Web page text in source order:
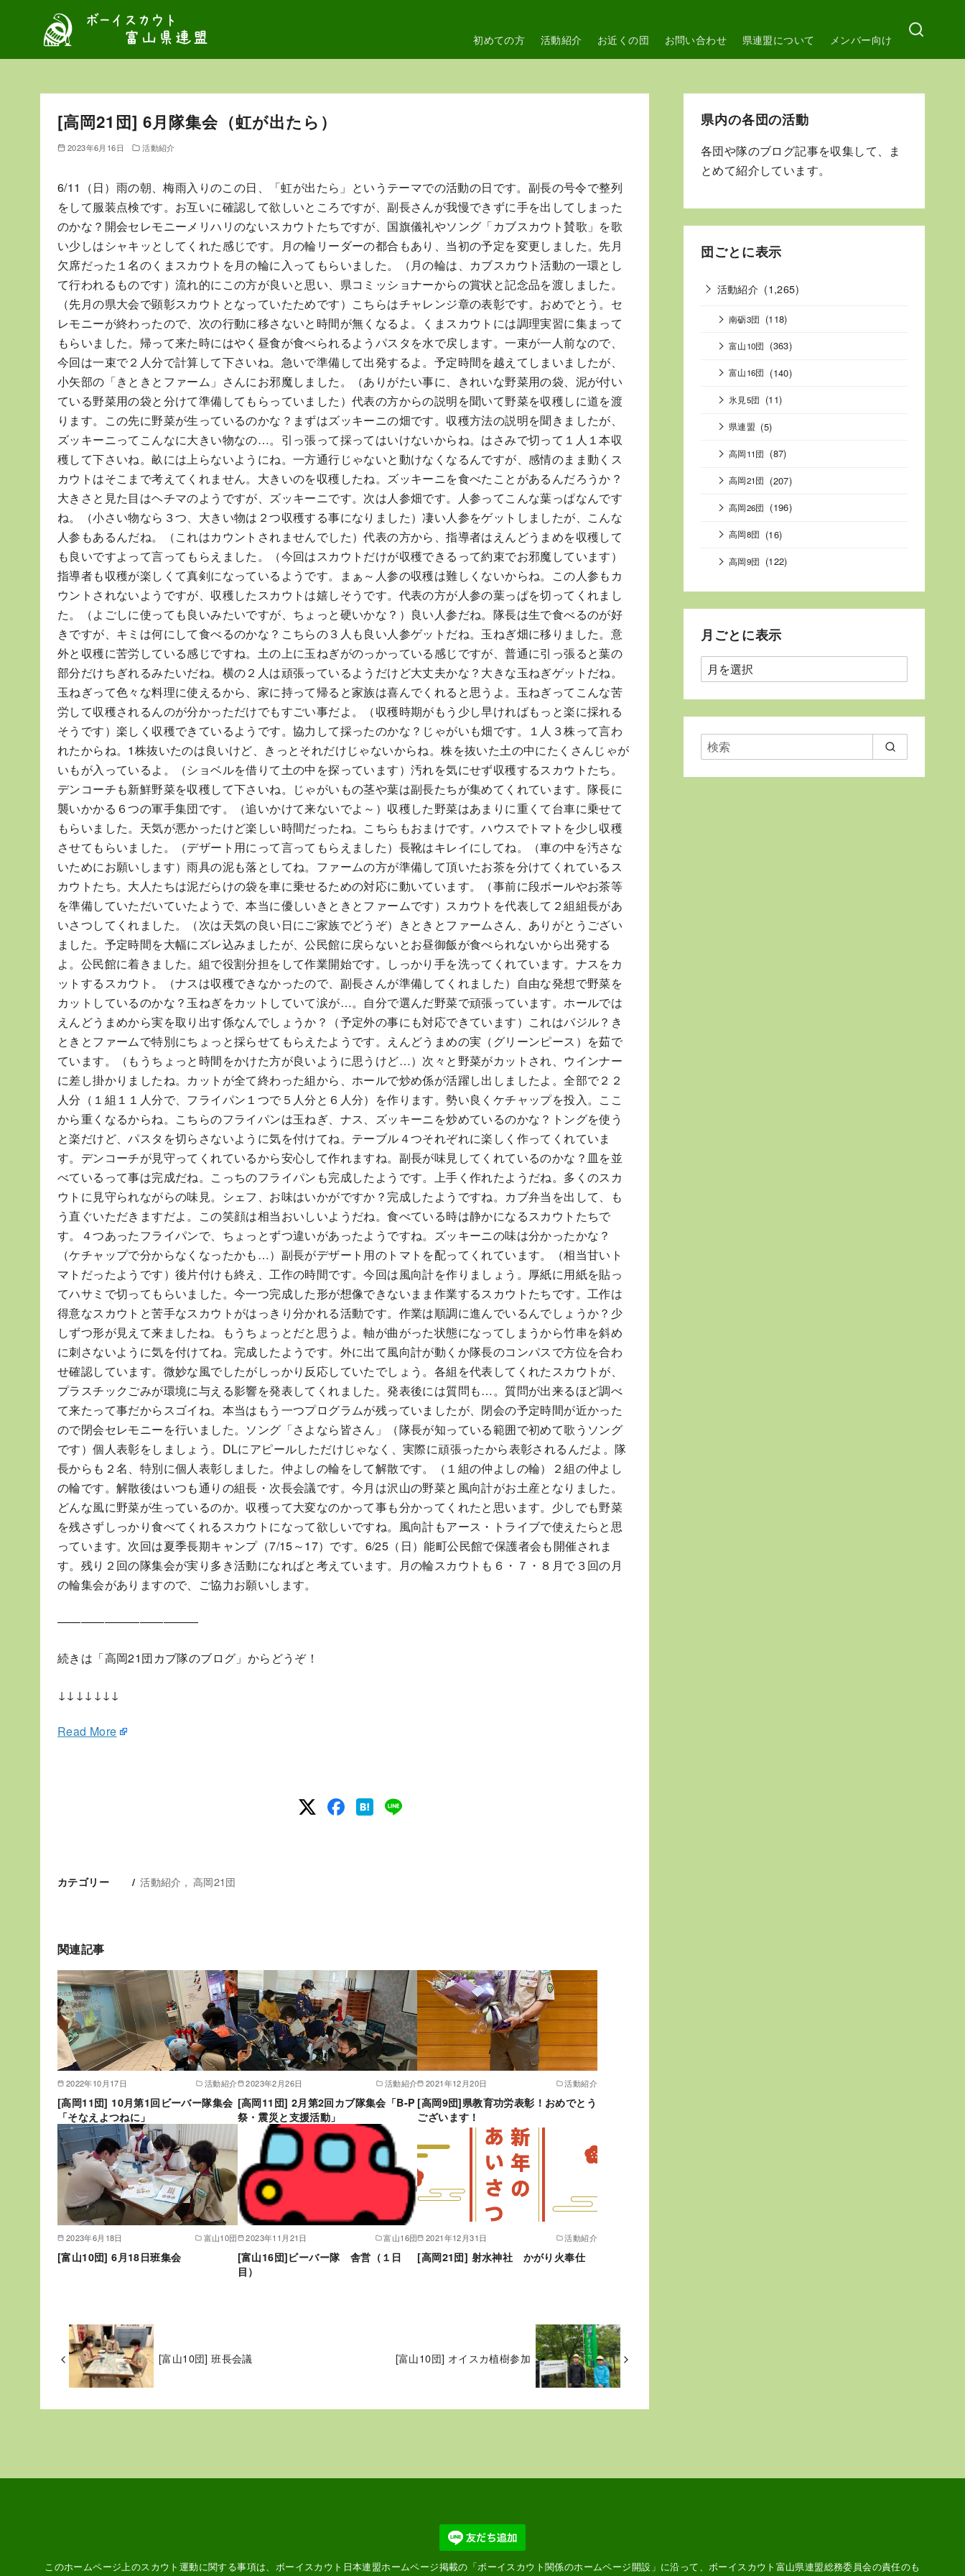
初めての方 活動紹介 お近くの団 お問い合わせ 県連盟について メンバー向け
[高岡21団] 6月隊集会（虹が出たら）
2023年6月16日 活動紹介
6/11（日）雨の朝、梅雨入りのこの日、「虹が出たら」というテーマでの活動の日です。副長の号令で整列
をして服装点検です。お互いに確認して欲しいところですが、副長さんが我慢できずに手を出してしまった
のかな？開会セレモニーメリハリのないスカウトたちですが、国旗儀礼やソング「カブスカウト賛歌」を歌
い少しはシャキッとしてくれた感じです。月の輪リーダーの都合もあり、当初の予定を変更しました。先月
欠席だった１名のくまスカウトを月の輪に入ってもらいました。（月の輪は、カブスカウト活動の一環とし
て行われるものです）流れ的にこの方が良いと思い、県コミッショナーからの賞状と記念品を渡しました。
（先月の県大会で顕彰スカウトとなっていたためです）こちらはチャレンジ章の表彰です。おめでとう。セ
レモニーが終わったので、次の行動に移さないと時間が無くなるよ。くまスカウトには調理実習に集まって
もらいました。帰って来た時にはやく昼食が食べられるようパスタを水で戻します。一束が一人前なので、
今回は一束で２人分で計算して下さいね。急いで準備して出発するよ。予定時間を越えてしまいましたが、
小矢部の「きときとファーム」さんにお邪魔しました。（ありがたい事に、きれいな野菜用の袋、泥が付い
ている野菜用の袋と分けて準備してもらっていました）代表の方からの説明を聞いて野菜を収穫しに道を渡
ります。この先に野菜が生っているのかな？まずはズッキーニの畑です。収穫方法の説明を聞きましたが、
ズッキーニってこんなに大きい物なの…。引っ張って採ってはいけないからね。はさみで切って１人１本収
穫して下さいね。畝には上らないようにね。一方通行じゃないと動けなくなるんですが、感情のまま動くス
カウトはそこまで考えてくれません。大きいのを収穫したね。ズッキーニを食べたことがあるんだろうか？
大きさと見た目はヘチマのようですが、ズッキーニです。次は人参畑です。人参ってこんな葉っぱなんです
ね。（小さい物なら３つ、大きい物は２つ収穫する事になりました）凄い人参をゲットしましたが、こんな
人参もあるんだね。（これはカウントされませんでした）代表の方から、指導者はえんどうまめを収穫して
も良いですよって言ってもらえました。（今回はスカウトだけが収穫できるって約束でお邪魔しています）
指導者も収穫が楽しくて真剣になっているようです。まぁ～人参の収穫は難しくないからね。この人参もカ
ウントされないようですが、収穫したスカウトは嬉しそうです。代表の方が人参の葉っぱを切ってくれまし
た。（よごしに使っても良いみたいですが、ちょっと硬いかな？）良い人参だね。隊長は生で食べるのが好
きですが、キミは何にして食べるのかな？こちらの３人も良い人参ゲットだね。玉ねぎ畑に移りました。意
外と収穫に苦労している感じですね。土の上に玉ねぎがのっかっている感じですが、普通に引っ張ると葉の
部分だけちぎれるみたいだね。横の２人は頑張っているようだけど大丈夫かな？大きな玉ねぎゲットだね。
玉ねぎって色々な料理に使えるから、家に持って帰ると家族は喜んでくれると思うよ。玉ねぎってこんな苦
労して収穫されるんのが分かっただけでもすごい事だよ。（収穫時期がもう少し早ければもっと楽に採れる
そうです）楽しく収穫できているようです。協力して採ったのかな？じゃがいも畑です。１人３株って言わ
れたからね。1株抜いたのは良いけど、きっとそれだけじゃないからね。株を抜いた土の中にたくさんじゃが
いもが入っているよ。（ショベルを借りて土の中を探っています）汚れを気にせず収穫するスカウトたち。
デンコーチも新鮮野菜を収穫して下さいね。じゃがいもの茎や葉は副長たちが集めてくれています。隊長に
襲いかかる６つの軍手集団です。（追いかけて来ないでよ～）収穫した野菜はあまりに重くて台車に乗せて
もらいました。天気が悪かったけど楽しい時間だったね。こちらもおまけです。ハウスでトマトを少し収穫
させてもらいました。（デザート用にって言ってもらえました）長靴はキレイにしてね。（車の中を汚さな
いためにお願いします）雨具の泥も落としてね。ファームの方が準備して頂いたお茶を分けてくれているス
カウトたち。大人たちは泥だらけの袋を車に乗せるための対応に動いています。（事前に段ボールやお茶等
を準備していただいていたようで、本当に優しいきときとファームです）スカウトを代表して２組組長があ
いさつしてくれました。（次は天気の良い日にご家族でどうぞ）きときとファームさん、ありがとうござい
ました。予定時間を大幅にズレ込みましたが、公民館に戻らないとお昼御飯が食べられないから出発する
よ。公民館に着きました。組で役割分担をして作業開始です。しっかり手を洗ってくれています。ナスをカ
ットするスカウト。（ナスは収穫できなかったので、副長さんが準備してくれました）自由な発想で野菜を
カットしているのかな？玉ねぎをカットしていて涙が…。自分で選んだ野菜で頑張っています。ホールでは
えんどうまめから実を取り出す係なんでしょうか？（予定外の事にも対応できています）これはバジル？き
ときとファームで特別にちょっと採らせてもらえたようです。えんどうまめの実（グリーンピース）を茹で
ています。（もうちょっと時間をかけた方が良いように思うけど…）次々と野菜がカットされ、ウインナー
に差し掛かりましたね。カットが全て終わった組から、ホールで炒め係が活躍し出しましたよ。全部で２２
人分（１組１１人分で、フライパン１つで５人分と６人分）を作ります。勢い良くケチャップを投入。ここ
から重くなるからね。こちらのフライパンは玉ねぎ、ナス、ズッキーニを炒めているのかな？トングを使う
と楽だけど、パスタを切らさないように気を付けてね。テーブル４つそれぞれに楽しく作ってくれていま
す。デンコーチが見守ってくれているから安心して作れますね。副長が味見してくれているのかな？皿を並
べているって事は完成だね。こっちのフライパンも完成したようです。上手く作れたようだね。多くのスカ
ウトに見守られながらの味見。シェフ、お味はいかがですか？完成したようですね。カブ弁当を出して、も
う直ぐいただきますだよ。この笑顔は相当おいしいようだね。食べている時は静かになるスカウトたちで
す。４つあったフライパンで、ちょっとずつ違いがあったようですね。ズッキーニの味は分かったかな？
（ケチャップで分からなくなったかも…）副長がデザート用のトマトを配ってくれています。（相当甘いト
マトだったようです）後片付けも終え、工作の時間です。今回は風向計を作りましょう。厚紙に用紙を貼っ
てハサミで切ってもらいました。今一つ完成した形が想像できないまま作業するスカウトたちです。工作は
得意なスカウトと苦手なスカウトがはっきり分かれる活動です。作業は順調に進んでいるんでしょうか？少
しずつ形が見えて来ましたね。もうちょっとだと思うよ。軸が曲がった状態になってしまうから竹串を斜め
に刺さないように気を付けてね。完成したようです。外に出て風向計が動くか隊長のコンパスで方位を合わ
せ確認しています。微妙な風でしたがしっかり反応していたでしょう。各組を代表してくれたスカウトが、
プラスチックごみが環境に与える影響を発表してくれました。発表後には質問も…。質問が出来るほど調べ
て来たって事だからスゴイね。本当はもう一つプログラムが残っていましたが、閉会の予定時間が近かった
ので閉会セレモニーを行いました。ソング「さよなら皆さん」（隊長が知っている範囲で初めて歌うソング
です）個人表彰をしましょう。DLにアピールしただけじゃなく、実際に頑張ったから表彰されるんだよ。隊
長からも２名、特別に個人表彰しました。仲よしの輪をして解散です。（１組の仲よしの輪）２組の仲よし
の輪です。解散後はいつも通りの組長・次長会議です。今月は沢山の野菜と風向計がお土産となりました。
どんな風に野菜が生っているのか。収穫って大変なのかって事も分かってくれたと思います。少しでも野菜
を残さずしっかり食べてくれるスカウトになって欲しいですね。風向計もアース・トライブで使えたらと思
っています。次回は夏季長期キャンプ（7/15～17）です。6/25（日）能町公民館で保護者会も開催されま
す。残り２回の隊集会が実り多き活動になればと考えています。月の輪スカウトも６・７・８月で３回の月
の輪集会がありますので、ご協力お願いします。
————————————
続きは「高岡21団カブ隊のブログ」からどうぞ！
↓↓↓↓↓↓↓
Read More
カテゴリー 活動紹介 高岡21団
関連記事
2022年10月17日 活動紹介
[高岡11団] 10月第1回ビーバー隊集会
「そなえよつねに」
2023年2月26日 活動紹介
[高岡11団] 2月第2回カブ隊集会「B-P
祭・震災と支援活動」
2021年12月20日 活動紹介
[高岡9団]県教育功労表彰！おめでとう
ございます！
2023年6月18日 富山10団
[富山10団] 6月18日班集会
2023年11月21日 富山16団
[富山16団]ビーバー隊 舎営（１日
目）
2021年12月31日 活動紹介
[高岡21団] 射水神社 かがり火奉仕
[富山10団] 班長会議 [富山10団] オイスカ植樹参加
県内の各団の活動
各団や隊のブログ記事を収集して、ま
とめて紹介しています。
団ごとに表示
活動紹介 (1,265)
南砺3団 (118)
富山10団 (363)
富山16団 (140)
氷見5団 (11)
県連盟 (5)
高岡11団 (87)
高岡21団 (207)
高岡26団 (196)
高岡8団 (16)
高岡9団 (122)
月ごとに表示
月
ご
と
表
示
このホームページ上のスカウト運動に関する事項は、ボーイスカウト日本連盟ホームページ掲載の「ボーイスカウト関係のホームページ開設 」に沿って、ボーイスカウト富山県連盟総務委員会の責任のも